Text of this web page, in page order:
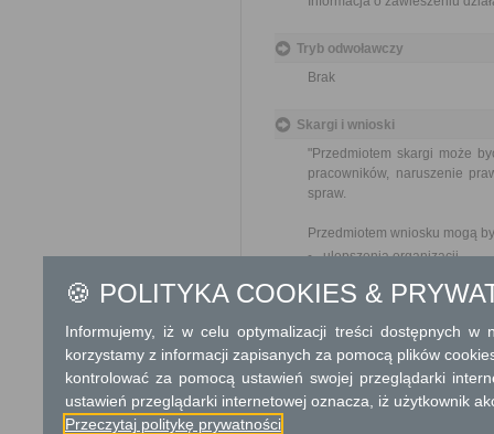
Tryb odwoławczy
Brak
Skargi i wnioski
"Przedmiotem skargi może
pracowników, naruszenie
spraw.
Przedmiotem wniosku mogą
ulepszenia organizacji,
usprawnienie pracy i
lepszego zaspokajania
Organ właściwy dla
miesiąca."
🍪 POLITYKA COOKIES &
Informujemy, iż w celu optymalizacji treści dostępnych w
korzystamy z informacji zapisanych za pomocą plików
kontrolować za pomocą ustawień swojej przeglądarki
ustawień przeglądarki internetowej oznacza, iż użytkownik
Przeczytaj politykę prywatności